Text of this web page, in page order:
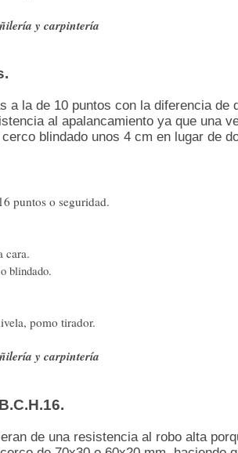
y carpintería
la de 10 puntos con la diferencia de
al apalancamiento ya que una
blindado unos 4 cm en lugar de
puntos o seguridad.
cara.
blindado.
pomo tirador.
y carpintería
de una resistencia al robo alta